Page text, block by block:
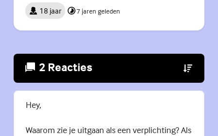
18 jaar 7 jaren geleden
2 Reacties (Externe
Hey,
Waarom zie je uitgaan als een verplichting? Als